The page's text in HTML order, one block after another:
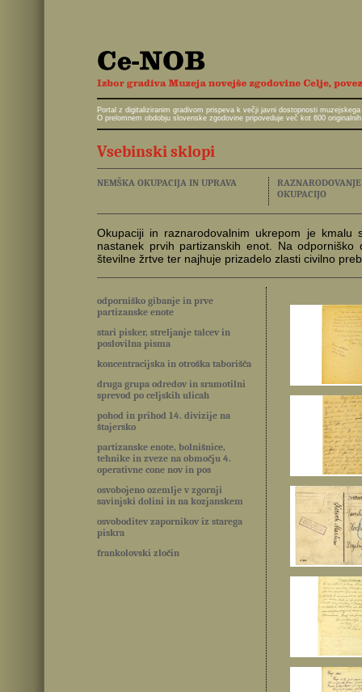
Portal z digitaliziranim gradivom prispeva k večji javni dostopnosti
O prelomnem obdobju slovenske zgodovine pripoveduje več kot 600
Vsebinski sklopi
NEMŠKA OKUPACIJA IN UPRAVA
OKUPACIJO
Okupaciji in raznarodovalnim ukrepom je kmalu
nastanek prvih partizanskih enot. Na
številne žrtve ter najhuje prizadelo zlasti civilno
odporniško gibanje in prve
partizanske enote
stari pisker, streljanje talcev in
poslovilna pisma
koncentracijska in otroška taborišča
druga grupa odredov in sramotilni
sprevod po celjskih ulicah
pohod in prihod 14. divizije na
štajersko
partizanske enote, bolnišnice,
tehnike in zveze na območju 4.
operativne cone nov in pos
osvobojeno ozemlje v zgornji
savinjski dolini in na kozjanskem
osvoboditev zapornikov iz starega
piskra
frankolovski zločin